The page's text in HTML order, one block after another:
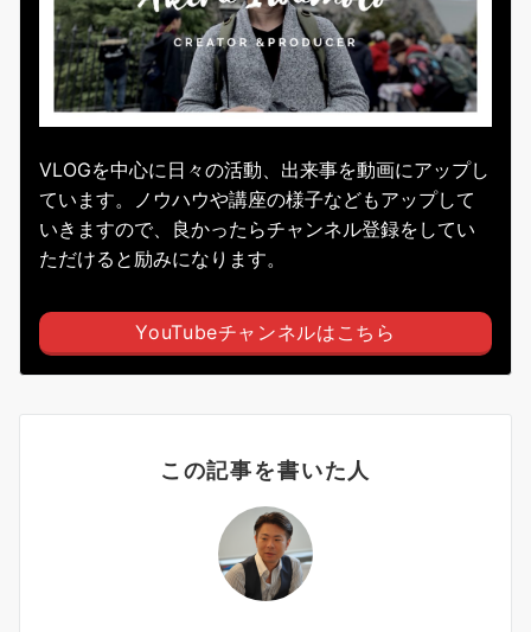
VLOGを中心に日々の活動、出来事を動画にアップし
ています。ノウハウや講座の様子などもアップして
いきますので、良かったらチャンネル登録をしてい
ただけると励みになります。
YouTubeチャンネルはこちら
この記事を書いた人